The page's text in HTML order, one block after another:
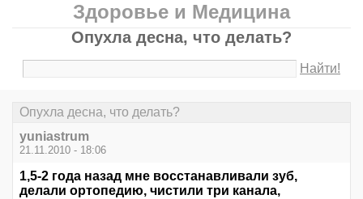
Здоровье и Медицина
Опухла десна, что делать?
Найти!
Опухла десна, что делать?
yuniastrum
21.11.2010 - 18:06
1,5-2 года назад мне восстанавливали зуб,
делали ортопедию, чистили три канала,